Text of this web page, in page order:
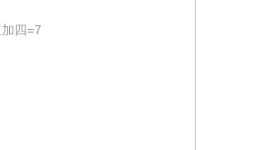
四=7